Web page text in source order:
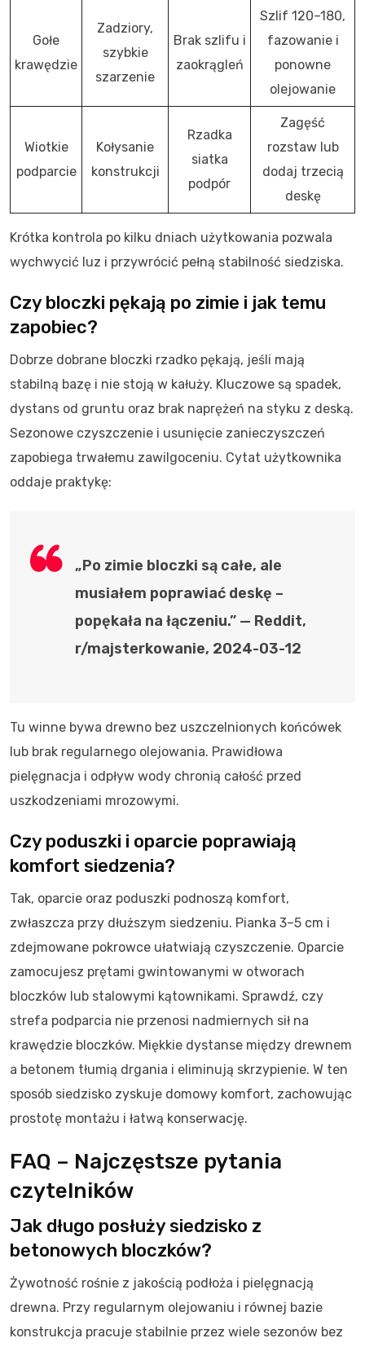
Gołe
krawędzie
Zadziory,
szybkie
szarzenie
Brak szlifu i
zaokrągleń
Szlif 120–180,
fazowanie i
ponowne
olejowanie
Wiotkie
podparcie
Kołysanie
konstrukcji
Rzadka
siatka
podpór
Zagęść
rozstaw lub
dodaj trzecią
deskę
Krótka kontrola po kilku dniach użytkowania pozwala
wychwycić luz i przywrócić pełną stabilność siedziska.
Czy bloczki pękają po zimie i jak temu
zapobiec?
Dobrze dobrane bloczki rzadko pękają, jeśli mają
stabilną bazę i nie stoją w kałuży. Kluczowe są spadek,
dystans od gruntu oraz brak naprężeń na styku z deską.
Sezonowe czyszczenie i usunięcie zanieczyszczeń
zapobiega trwałemu zawilgoceniu. Cytat użytkownika
oddaje praktykę:
„Po zimie bloczki są całe, ale
musiałem poprawiać deskę –
popękała na łączeniu.” — Reddit,
r/majsterkowanie, 2024-03-12
Tu winne bywa drewno bez uszczelnionych końcówek
lub brak regularnego olejowania. Prawidłowa
pielęgnacja i odpływ wody chronią całość przed
uszkodzeniami mrozowymi.
Czy poduszki i oparcie poprawiają
komfort siedzenia?
Tak, oparcie oraz poduszki podnoszą komfort,
zwłaszcza przy dłuższym siedzeniu. Pianka 3–5 cm i
zdejmowane pokrowce ułatwiają czyszczenie. Oparcie
zamocujesz prętami gwintowanymi w otworach
bloczków lub stalowymi kątownikami. Sprawdź, czy
strefa podparcia nie przenosi nadmiernych sił na
krawędzie bloczków. Miękkie dystanse między drewnem
a betonem tłumią drgania i eliminują skrzypienie. W ten
sposób siedzisko zyskuje domowy komfort, zachowując
prostotę montażu i łatwą konserwację.
FAQ – Najczęstsze pytania
czytelników
Jak długo posłuży siedzisko z
betonowych bloczków?
Żywotność rośnie z jakością podłoża i pielęgnacją
drewna. Przy regularnym olejowaniu i równej bazie
konstrukcja pracuje stabilnie przez wiele sezonów bez